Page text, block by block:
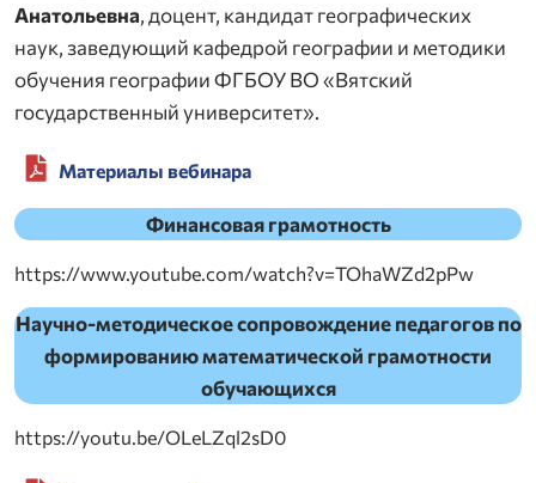
Анатольевна, доцент, кандидат географических
наук, заведующий кафедрой географии и методики
обучения географии ФГБОУ ВО «Вятский
государственный университет».
Материалы вебинара
Финансовая грамотность
https://www.youtube.com/watch?v=TOhaWZd2pPw
Научно-методическое сопровождение педагогов по
формированию математической грамотности
обучающихся
https://youtu.be/OLeLZql2sD0